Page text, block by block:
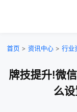
首页 > 资讯中心 > 行业
牌技提升!微
么